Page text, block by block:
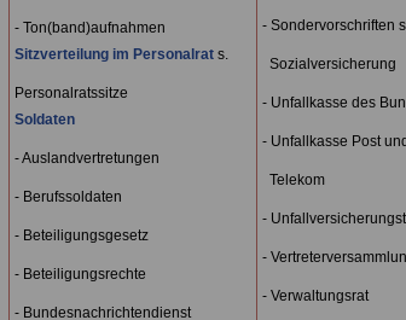
- Ton(band)aufnahmen
Sitzverteilung im Personalrats.
Personalratssitze
Soldaten
- Auslandvertretungen
- Berufssoldaten
- Beteiligungsgesetz
- Beteiligungsrechte
- Bundesnachrichtendienst
- Sondervorschriften
Sozialversicherung
- Unfallkasse des
- Unfallkasse Post und
Telekom
-
-
- Verwaltungsrat